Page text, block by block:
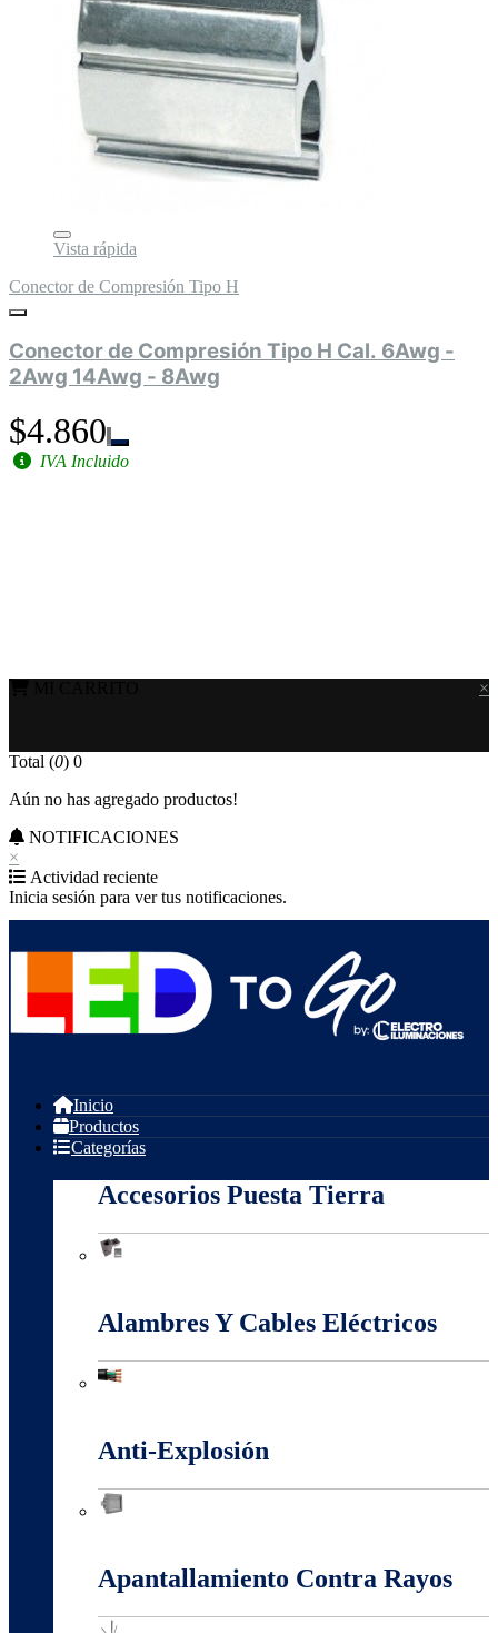
Vista rápida
Conector de Compresión Tipo H
Conector de Compresión Tipo H Cal. 6Awg -
2Awg 14Awg - 8Awg
$4.860
IVA Incluido
×
Total (0) 0
Aún no has agregado productos!
NOTIFICACIONES
×
Actividad reciente
Inicia sesión para ver tus notificaciones.
Inicio
Productos
Categorías
Accesorios Puesta Tierra
Alambres Y Cables Eléctricos
Anti-Explosión
Apantallamiento Contra Rayos